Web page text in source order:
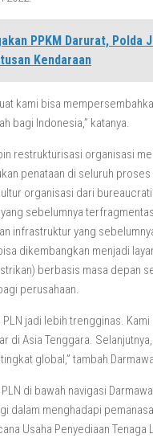
PPKM Darurat, Polda
Kendaraan
kami bisa
bagi Indonesia,” katanya.
restrukturisasi organisasi
penataan di seluruh
organisasi dari
sebelumnya
infrastruktur yang
dikembangkan menjadi
berbasis masa depan
perusahaan.
jadi lebih trengginas.
di Asia Tenggara.
global,” tambah
di bawah navigasi
dalam menghadapi
Usaha Penyediaan Tenaga